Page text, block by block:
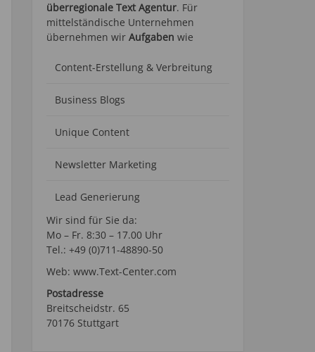
überregionale Text Agentur. Für
mittelständische Unternehmen
übernehmen wir Aufgaben wie
Content-Erstellung & Verbreitung
Business Blogs
Unique Content
Newsletter Marketing
Lead Generierung
Wir sind für Sie da:
Mo – Fr. 8:30 – 17.00 Uhr
Tel.: +49 (0)711-48890-50
Web: www.Text-Center.com
Postadresse
Breitscheidstr. 65
70176 Stuttgart
Mit